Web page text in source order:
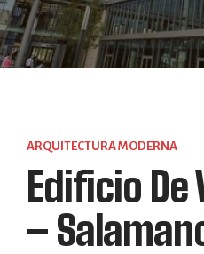
ARQUITECTURA MODERNA
Edificio
–